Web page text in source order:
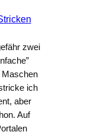
zwei
Maschen
ich
aber
Auf